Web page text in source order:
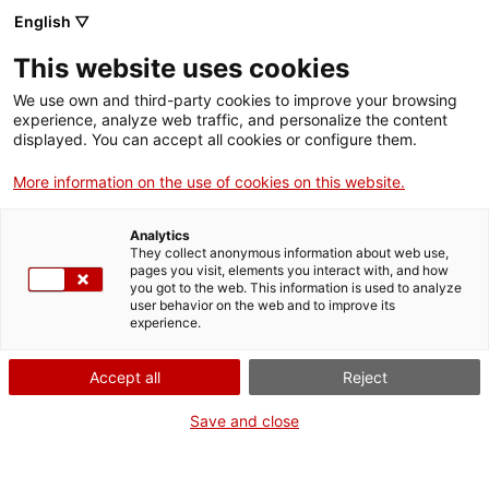
Més opcions
Cerca bàsica
frase exacta
fitxes de l'Optimot
castellà-català
verbs conjugats
Nova cerca
English ▽
This website uses cookies
We use own and third-party cookies to improve your browsing
experience, analyze web traffic, and personalize the content
displayed. You can accept all cookies or configure them.
More information on the use of cookies on this website.
Analytics
They collect anonymous information about web use,
pages you visit, elements you interact with, and how
you got to the web. This information is used to analyze
user behavior on the web and to improve its
experience.
Accept all Reject
Save and close